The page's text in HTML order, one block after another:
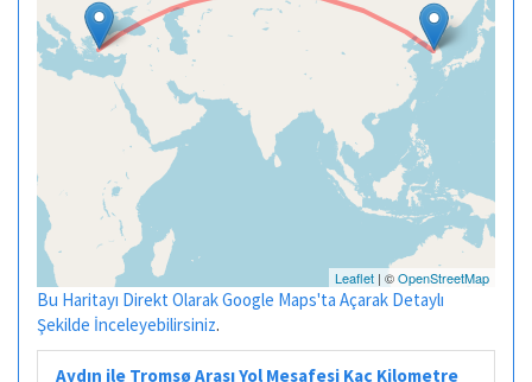
Leaflet | ©OpenStreetMap
Bu Haritayı Direkt Olarak Google Maps'ta Açarak Detaylı
Şekilde İnceleyebilirsiniz.
Aydın ile Tromsø Arası Yol Mesafesi Kaç Kilometre